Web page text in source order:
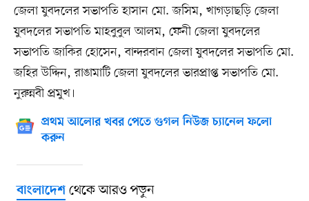
জেলা যুবদলের সভাপতি হাসান মো. জসিম, খাগড়াছড়ি জেলা
যুবদলের সভাপতি মাহবুবুল আলম, ফেনী জেলা যুবদলের
সভাপতি জাকির হোসেন, বান্দরবান জেলা যুবদলের সভাপতি মো.
জহির উদ্দিন, রাঙামাটি জেলা যুবদলের ভারপ্রাপ্ত সভাপতি মো.
নুরুন্নবী প্রমুখ।
প্রথম আলোর খবর পেতে গুগল নিউজ চ্যানেল ফলো
করুন
বাংলাদেশথেকে আরও পড়ুন